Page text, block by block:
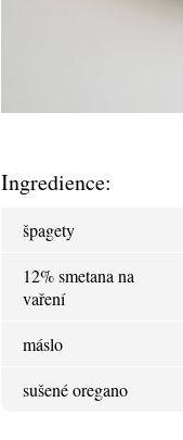
Ingredience:
špagety
12% smetana na
vaření
máslo
sušené oregano